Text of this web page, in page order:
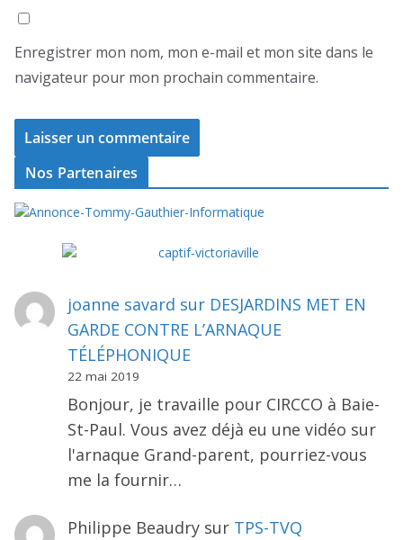
Enregistrer mon nom, mon e-mail et mon site dans le
navigateur pour mon prochain commentaire.
Nos Partenaires
joanne savard sur DESJARDINS MET EN
GARDE CONTRE L’ARNAQUE
TÉLÉPHONIQUE
22 mai 2019
Bonjour, je travaille pour CIRCCO à Baie-
St-Paul. Vous avez déjà eu une vidéo sur
l'arnaque Grand-parent, pourriez-vous
me la fournir…
Philippe Beaudrysur TPS-TVQ